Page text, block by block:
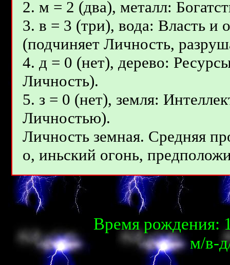
2. м = 2 (два), металл:
3. в = 3 (три), вода: Власть и
(подчиняет Личность,
4. д = 0 (нет), дерево:
Личность).
5. з = 0 (нет), земля:
Личностью).
Личность земная. Средняя
о, иньcкий огoнь,
Время рождения:
м/в-